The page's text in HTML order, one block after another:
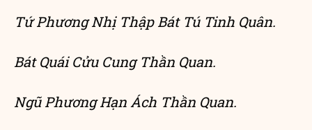
Tứ Phương Nhị Thập Bát Tú Tinh Quân.
Bát Quái Cửu Cung Thần Quan.
Ngũ Phương Hạn Ách Thần Quan.